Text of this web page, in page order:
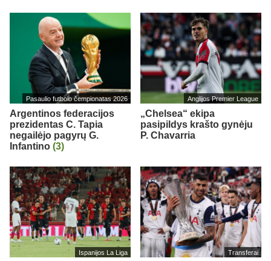
Pasaulio futbolo čempionatas 2026
Argentinos federacijos
prezidentas C. Tapia
negailėjo pagyrų G.
Infantino (3)
Anglijos Premier League
„Chelsea“ ekipa
pasipildys krašto gynėju
P. Chavarria
Ispanijos La Liga Transferai